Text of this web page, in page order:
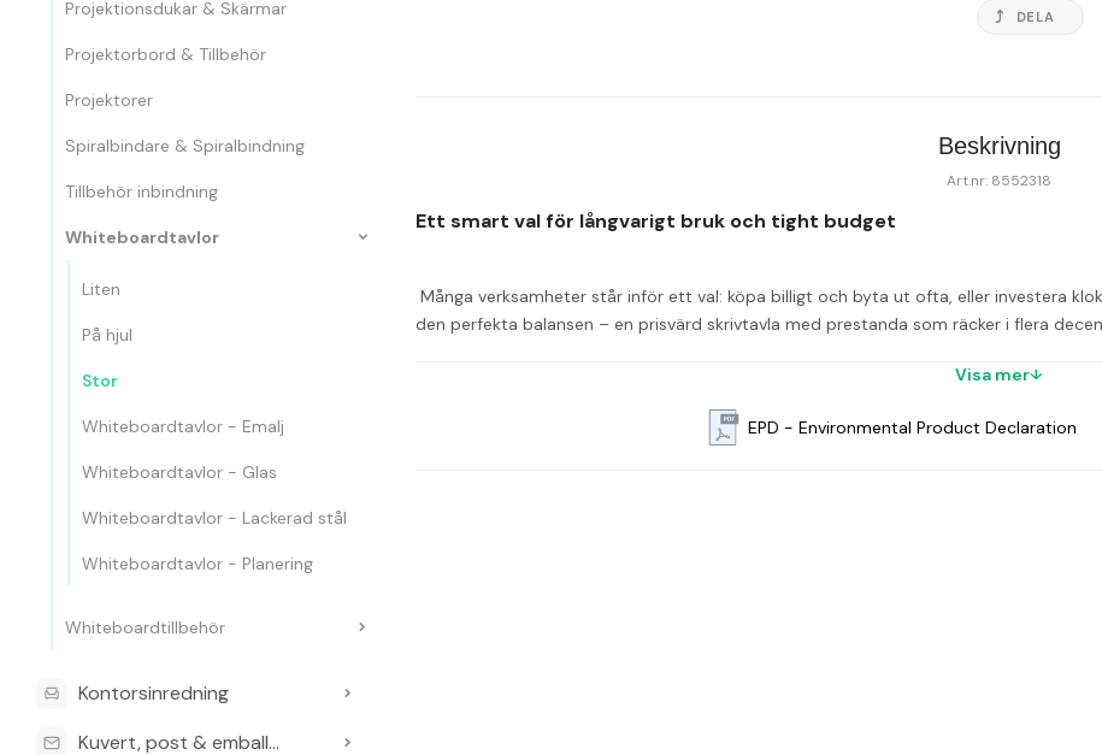
Projektionsdukar & Skärmar
Projektorbord & Tillbehör
Projektorer
Spiralbindare & Spiralbindning
Tillbehör inbindning
Whiteboardtavlor
Liten
På hjul
Stor
Whiteboardtavlor - Emalj
Whiteboardtavlor - Glas
Whiteboardtavlor - Lackerad stål
Whiteboardtavlor - Planering
Whiteboardtillbehör
Kontorsinredning
Kuvert, post & emballage
DELA
Beskrivning
Art.nr: 8552318
Ett smart val för långvarigt bruk och tight budget
Många verksamheter står inför ett val: köpa billigt och byta ut ofta, eller investera
den perfekta balansen – en prisvärd skrivtavla med prestanda som räcker i flera
Visa mer
EPD - Environmental Product Declaration